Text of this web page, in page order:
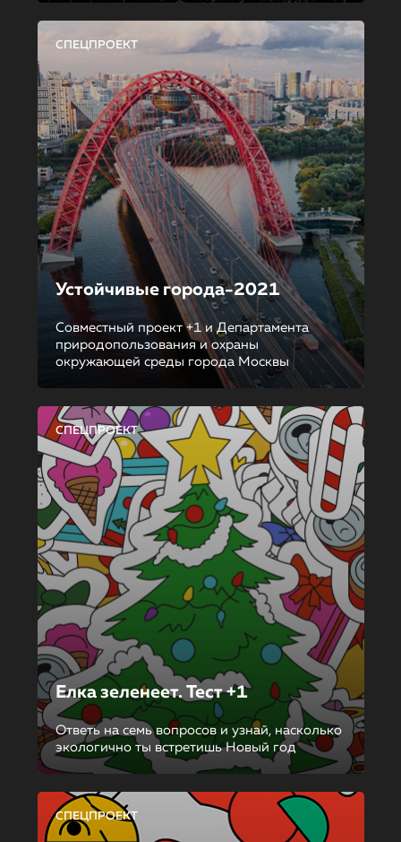
СПЕЦПРОЕКТ
Устойчивые города-2021
Совместный проект +1 и Департамента
природопользования и охраны
окружающей среды города Москвы
СПЕЦПРОЕКТ
Елка зеленеет. Тест +1
Ответь на семь вопросов и узнай, насколько
экологично ты встретишь Новый год
СПЕЦПРОЕКТ